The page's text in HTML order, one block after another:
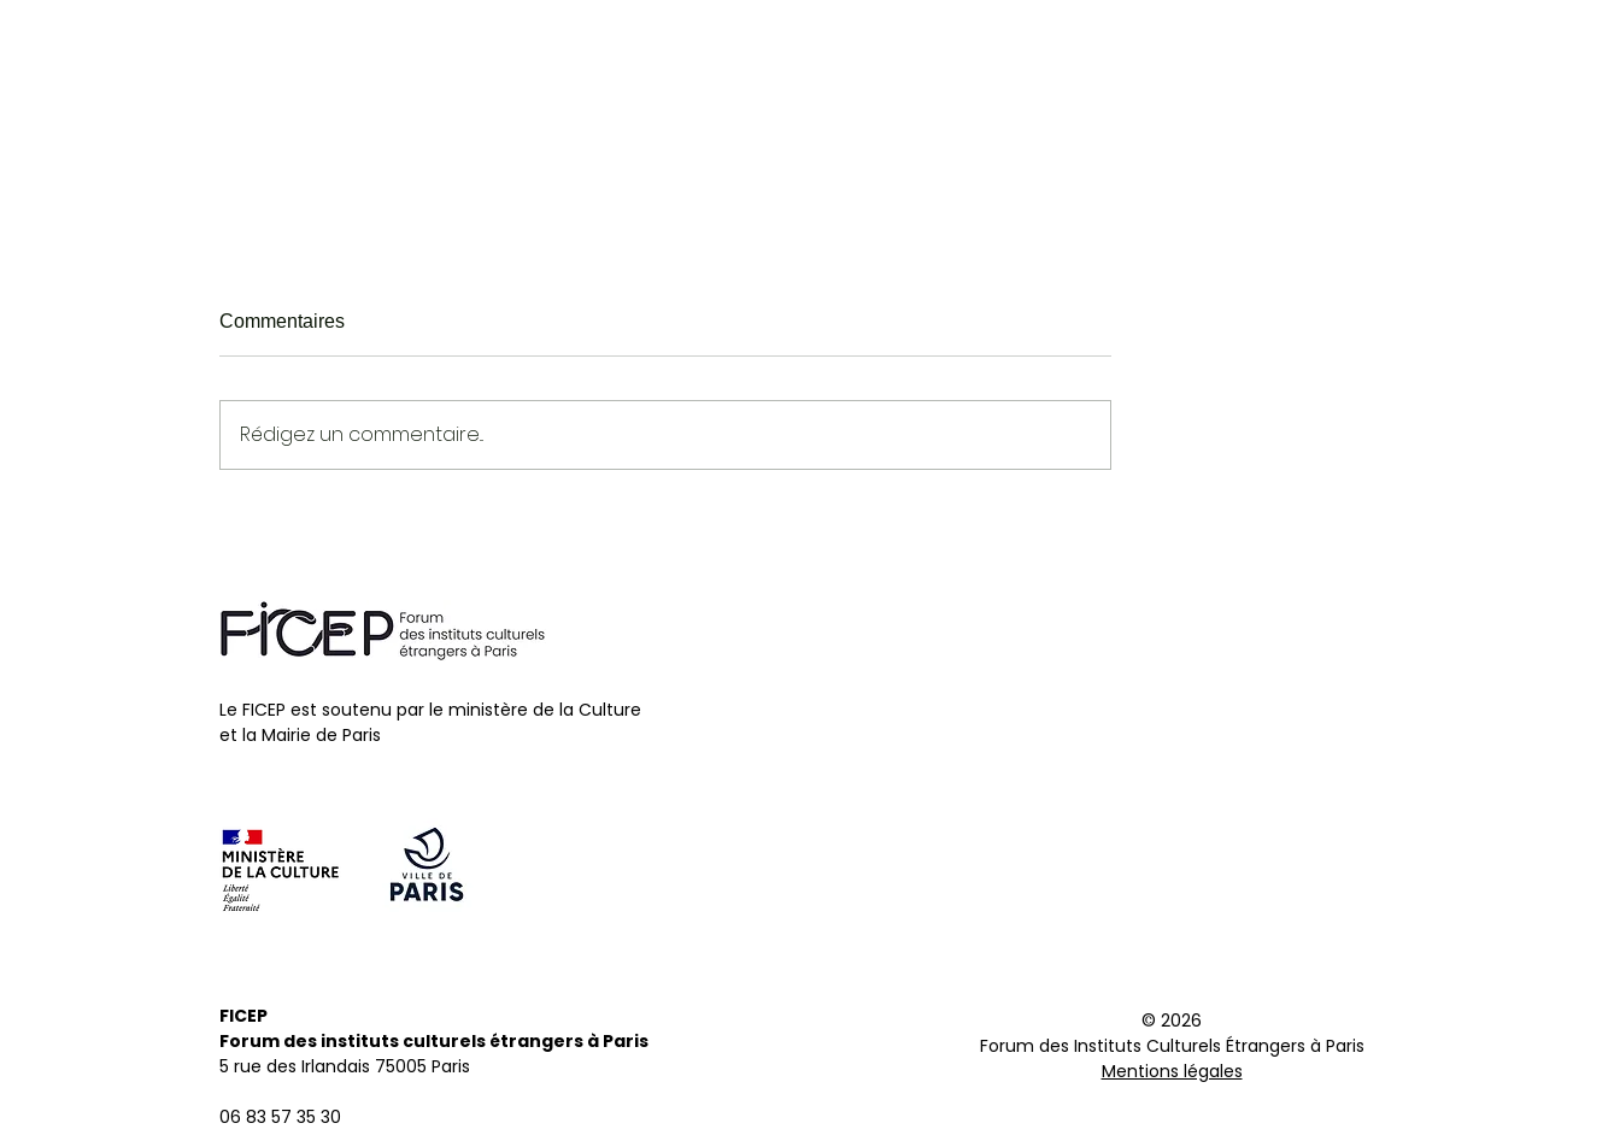
Commentaires
Rédigez un commentaire...
Le FICEP est soutenu par le ministère de la Culture
et la Mairie de Paris
FICEP
Forum des instituts culturels étrangers à Paris
5 rue des Irlandais 75005 Paris
06 83 57 35 30
© 2026
Forum des Instituts Culturels Étrangers à Paris
Mentions légales